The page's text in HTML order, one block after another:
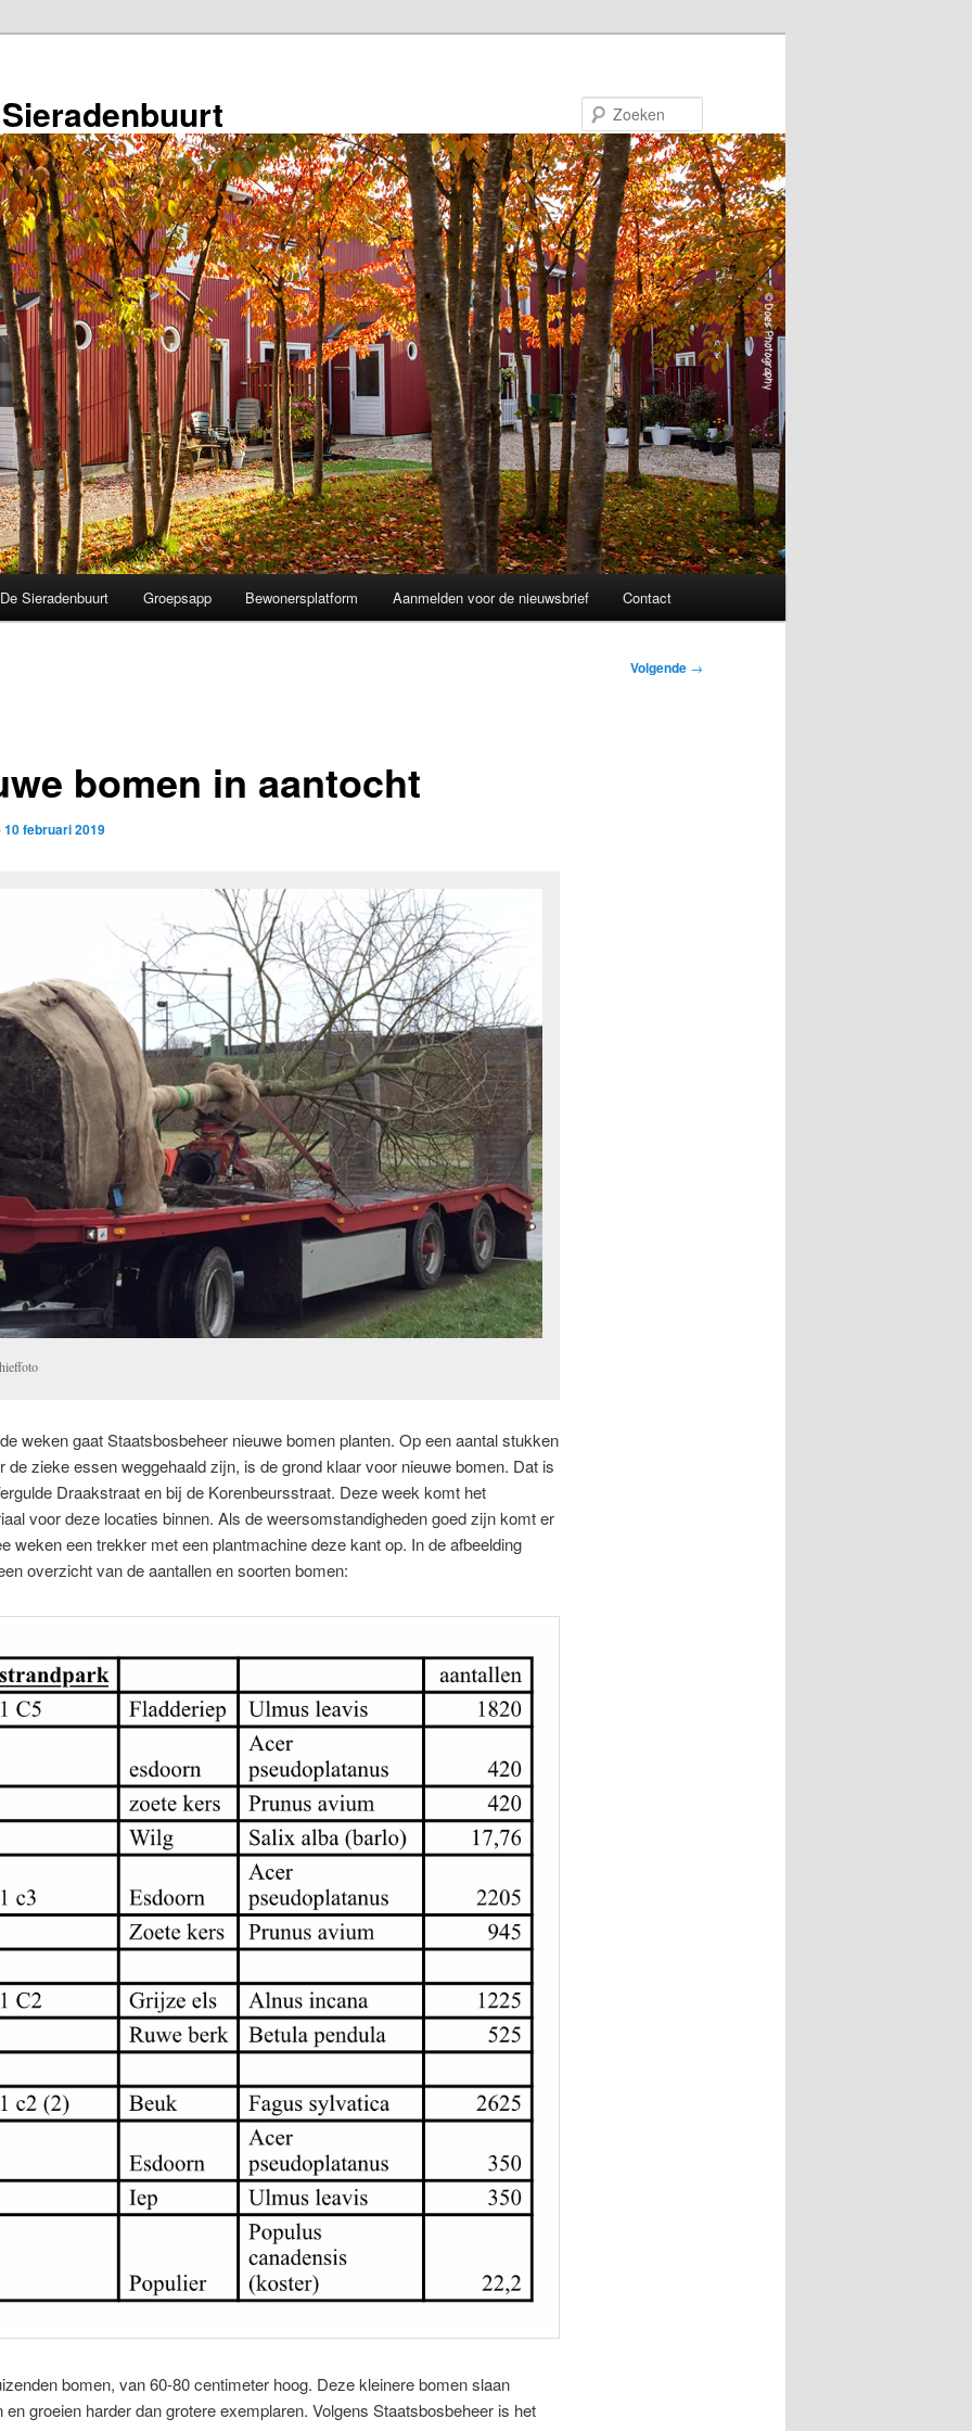
De Sieradenbuurt Groepsapp Bewonersplatform Aanmelden voor de nieuwsbrief Contact
Volgende →
bomen in aantocht
10 februari 2019
weken gaat Staatsbosbeheer nieuwe bomen planten. Op een aantal stukken
de zieke essen weggehaald zijn, is de grond klaar voor nieuwe bomen. Dat is
Draakstraat en bij de Korenbeursstraat. Deze week komt het
voor deze locaties binnen. Als de weersomstandigheden goed zijn komt er
weken een trekker met een plantmachine deze kant op. In de afbeelding
overzicht van de aantallen en soorten bomen:
bomen, van 60-80 centimeter hoog. Deze kleinere bomen slaan
en groeien harder dan grotere exemplaren. Volgens Staatsbosbeheer is het